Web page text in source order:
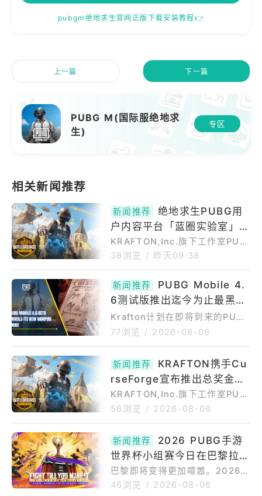
pubgm绝地求生官网正版下载安装教程👉
上一篇 下一篇
PUBG M(国际服绝地求
生)
专区
新闻推荐
绝地求生PUBG用
户内容平台「蓝圈实验室」将
登场官方推出总奖金95,000
美金模组创作大赛
KRAFTON,Inc.旗下工作室PUB
GSTUDIOS将于《绝地求生》中
BG:Playgrounds）」，这是PU
BG游戏内的新枢纽中心，玩家能
在此探索并游玩其他玩家创作的
游戏。官方今（6）日宣布，为庆
祝该项目即将上线，KRAFTON
与Overwolf旗下模组与扩充元件
办「PUBGxCurseForgeUGC创
作大赛」，提供总金
36浏览 / 昨天09:38
新闻推荐
PUBG Mobile 4.
6测试版推出迄今为止最黑暗
的主题——吸血鬼模式
Krafton计划在即将到来的PUBG
Mobile4.6版本更新中推出一款
认将于今年万圣节上线。目前Be
ta测试版已开始推送，玩家可以
下载体验该模式并提供反馈。以
下是PUBGMobile4.6吸血鬼模
式的首批爆料，敬请期待！PUB
模式Krafton通过官方社交媒体
账号透露了下一个主题模式的详
情。
77浏览 / 2026-08-06
新闻推荐
KRAFTON携手Cu
rseForge宣布推出总奖金9
5,000 美金的全球模组创作
大赛！
KRAFTON,Inc.旗下工作室PUB
GSTUDIOS知名作品《绝地求
备推出「PUBG：蓝圈实验室(P
UBG:Playgrounds)」，这是P
UBG游戏内即将登场的崭新枢纽
中心，玩家将能在此探索并游玩
由社群玩家创作的游戏体验。玩
56浏览 / 2026-08-06
新闻推荐
2026 PUBG手游
世界杯小组赛今日在巴黎拉开
帷幕
巴黎即将变得更加喧嚣。2026年
PUBG手游世界杯小组赛将于今
46浏览 / 2026-08-06